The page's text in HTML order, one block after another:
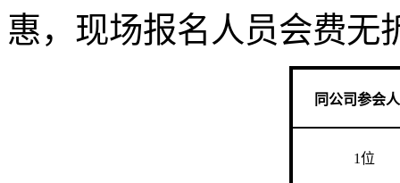
惠，现场报名人员会费无
同公司参会
1位